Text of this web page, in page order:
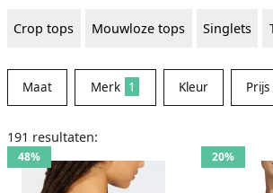
of gewoon voor ontspanning, Adidas heeft
functies.
Crop tops Mouwloze tops Singlets
Maat Merk 1 Kleur Prijs
191 resultaten:
48% 20%